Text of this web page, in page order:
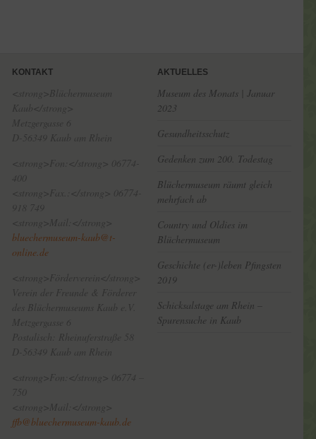
KONTAKT
<strong>Blüchermuseum
Kaub</strong>
Metzgergasse 6
D-56349 Kaub am Rhein
<strong>Fon:</strong> 06774-
400
<strong>Fax.:</strong> 06774-
918 749
<strong>Mail:</strong>
bluechermuseum-kaub@t-
online.de
<strong>Förderverein</strong>
Verein der Freunde & Förderer
des Blüchermuseums Kaub e.V.
Metzgergasse 6
Postalisch: Rheinuferstraße 58
D-56349 Kaub am Rhein
<strong>Fon:</strong> 06774 –
750
<strong>Mail:</strong>
ffb@bluechermuseum-kaub.de
AKTUELLES
Museum des Monats | Januar
2023
Gesundheitsschutz
Gedenken zum 200. Todestag
Blüchermuseum räumt gleich
mehrfach ab
Country und Oldies im
Blüchermuseum
Geschichte (er-)leben Pfingsten
2019
Schicksalstage am Rhein –
Spurensuche in Kaub